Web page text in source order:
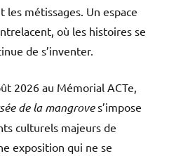
les métissages. Un espace
où les histoires se
de s’inventer.
2026 au Mémorial ACTe,
de la mangroves’impose
culturels majeurs de
exposition qui ne se